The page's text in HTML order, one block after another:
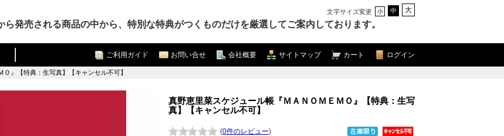
文字サイズ変更 小 中 大
ら発売される商品の中から、特別な特典がつくものだけを厳選してご案内しております。
ログイン
カート
サイトマップ
会社概要
お問い合せ
ご利用ガイド
』【特典：生写真】【キャンセル不可】
真野恵里菜スケジュール帳『ＭＡＮＯＭＥＭＯ』【特典：生写
真】【キャンセル不可】
(0件のレビュー)